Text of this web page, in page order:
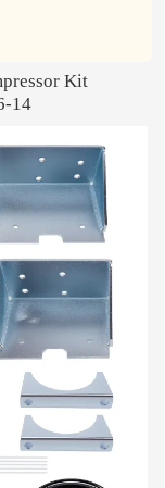
Kit
14